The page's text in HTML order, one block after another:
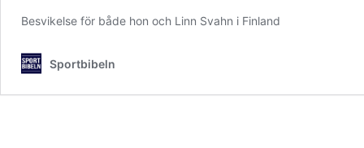
Besvikelse för både hon och Linn Svahn i Finland
Sportbibeln